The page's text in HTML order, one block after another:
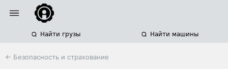
Найти грузы Найти машины
← Безопасность и страхование